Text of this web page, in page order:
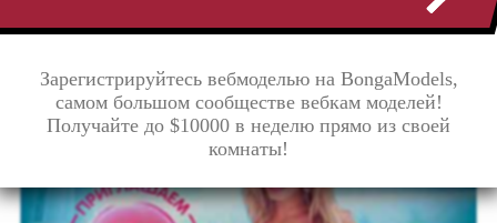
Зарегистрируйтесь вебмоделью на BongaModels,
самом большом сообществе вебкам моделей!
Получайте до $10000 в неделю прямо из своей
комнаты!